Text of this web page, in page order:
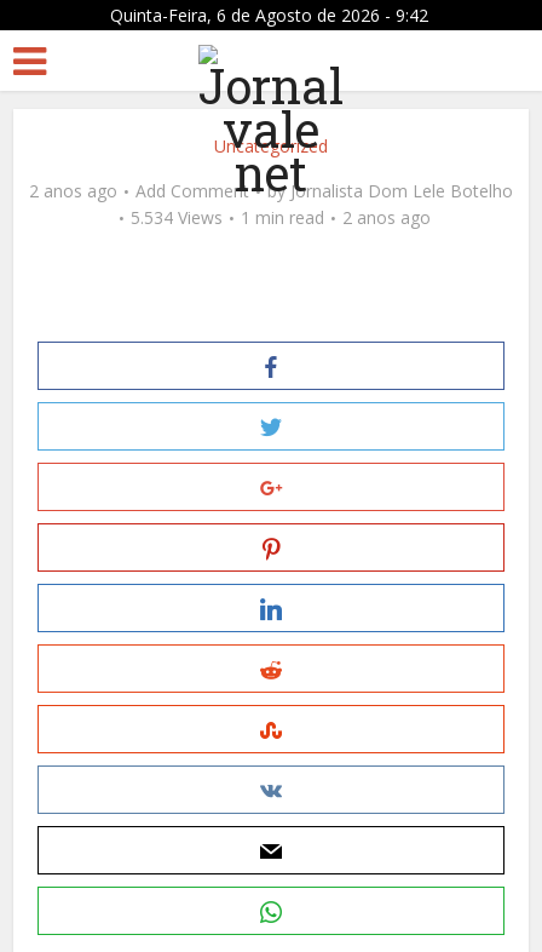
Quinta-Feira, 6 de Agosto de 2026 - 9:42
Uncategorized
2 anos ago
Add Comment by Jornalista Dom Lele Botelho
5.534 Views
1 min read 2 anos ago